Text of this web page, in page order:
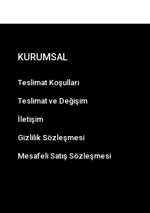
KURUMSAL
Teslimat Koşulları
Teslimat ve Değişim
İletişim
Gizlilik Sözleşmesi
Mesafeli Satış Sözleşmesi